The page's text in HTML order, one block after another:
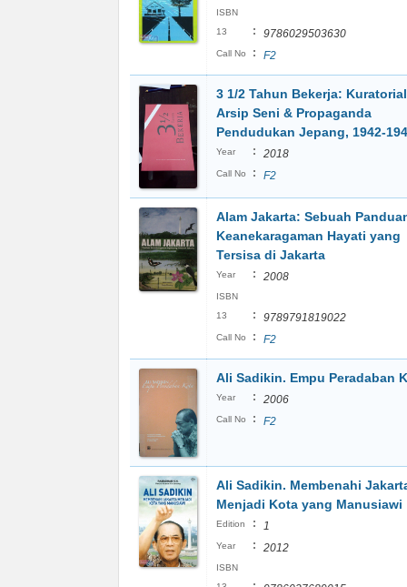
ISBN
13
: 9786029503630
Call No : F2
3 1/2 Tahun Bekerja: Kuratorial
Arsip Seni & Propaganda
Pendudukan Jepang, 1942-
Year : 2018
Call No : F2
Alam Jakarta: Sebuah
Keanekaragaman Hayati yang
Tersisa di Jakarta
Year : 2008
ISBN
13
: 9789791819022
Call No : F2
Ali Sadikin. Empu Peradaban
Year : 2006
Call No : F2
Ali Sadikin. Membenahi
Menjadi Kota yang Manusiawi
Edition : 1
Year : 2012
ISBN